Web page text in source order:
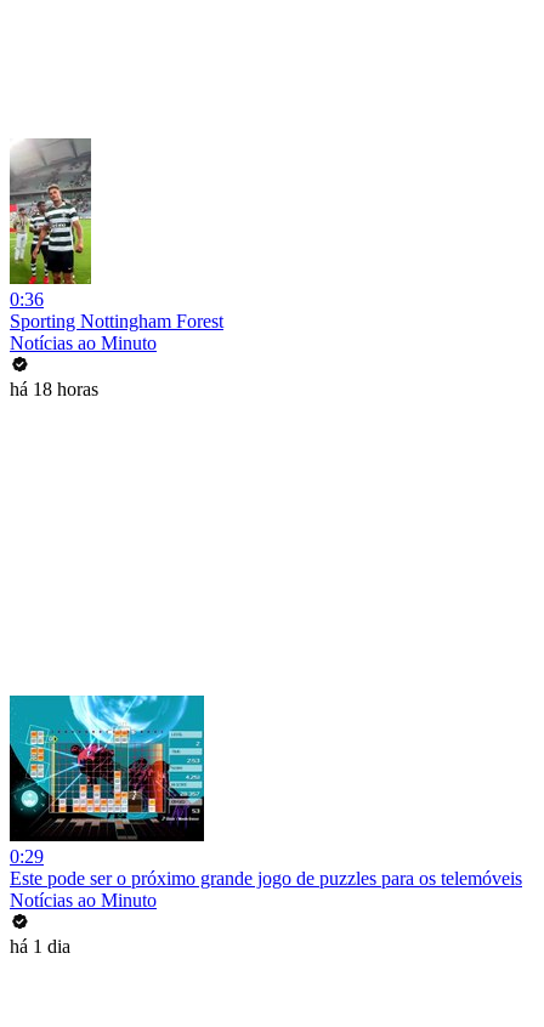
0:36
Sporting Nottingham Forest
Notícias ao Minuto
há 18 horas
0:29
Este pode ser o próximo grande jogo de puzzles para os telemóveis
Notícias ao Minuto
há 1 dia